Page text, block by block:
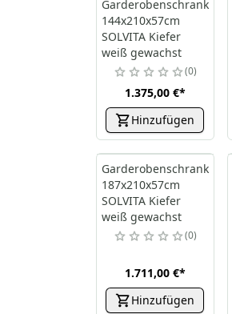
Garderobenschrank
144x210x57cm
SOLVITA Kiefer
weiß gewachst
0
1.375,00 €*
Hinzufügen
Garderobenschrank
187x210x57cm
SOLVITA Kiefer
weiß gewachst
0
1.711,00 €*
Hinzufügen